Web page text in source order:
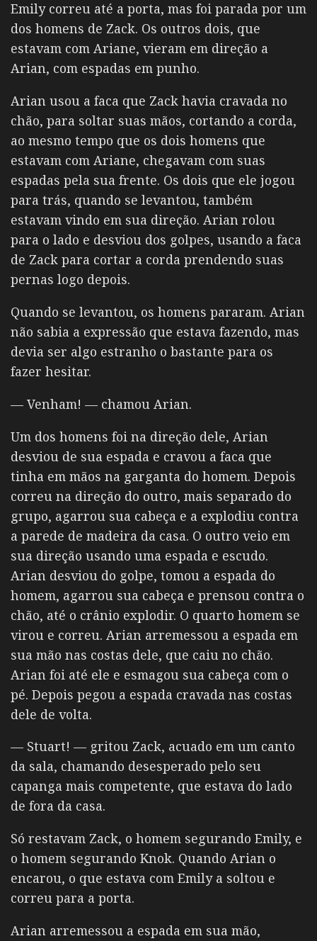
Emily correu até a porta, mas foi parada por um
dos homens de Zack. Os outros dois, que
estavam com Ariane, vieram em direção a
Arian, com espadas em punho.
Arian usou a faca que Zack havia cravada no
chão, para soltar suas mãos, cortando a corda,
ao mesmo tempo que os dois homens que
estavam com Ariane, chegavam com suas
espadas pela sua frente. Os dois que ele jogou
para trás, quando se levantou, também
estavam vindo em sua direção. Arian rolou
para o lado e desviou dos golpes, usando a faca
de Zack para cortar a corda prendendo suas
pernas logo depois.
Quando se levantou, os homens pararam. Arian
não sabia a expressão que estava fazendo, mas
devia ser algo estranho o bastante para os
fazer hesitar.
— Venham! — chamou Arian.
Um dos homens foi na direção dele, Arian
desviou de sua espada e cravou a faca que
tinha em mãos na garganta do homem. Depois
correu na direção do outro, mais separado do
grupo, agarrou sua cabeça e a explodiu contra
a parede de madeira da casa. O outro veio em
sua direção usando uma espada e escudo.
Arian desviou do golpe, tomou a espada do
homem, agarrou sua cabeça e prensou contra o
chão, até o crânio explodir. O quarto homem se
virou e correu. Arian arremessou a espada em
sua mão nas costas dele, que caiu no chão.
Arian foi até ele e esmagou sua cabeça com o
pé. Depois pegou a espada cravada nas costas
dele de volta.
— Stuart! — gritou Zack, acuado em um canto
da sala, chamando desesperado pelo seu
capanga mais competente, que estava do lado
de fora da casa.
Só restavam Zack, o homem segurando Emily, e
o homem segurando Knok. Quando Arian o
encarou, o que estava com Emily a soltou e
correu para a porta.
Arian arremessou a espada em sua mão,